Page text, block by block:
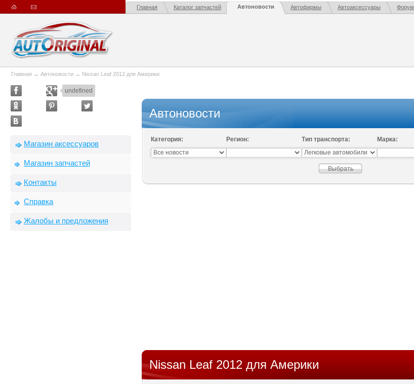
Главная Каталог запчастей Автоновости Автофирмы Автоаксессуары Форум
Главная → Автоновости → Nissan Leaf 2012 для Америки
undefined
Магазин аксессуаров
Магазин запчастей
Контакты
Справка
Жалобы и предложения
Автоновости
Категория: Регион: Тип транспорта: Марка:
Nissan Leaf 2012 для Америки